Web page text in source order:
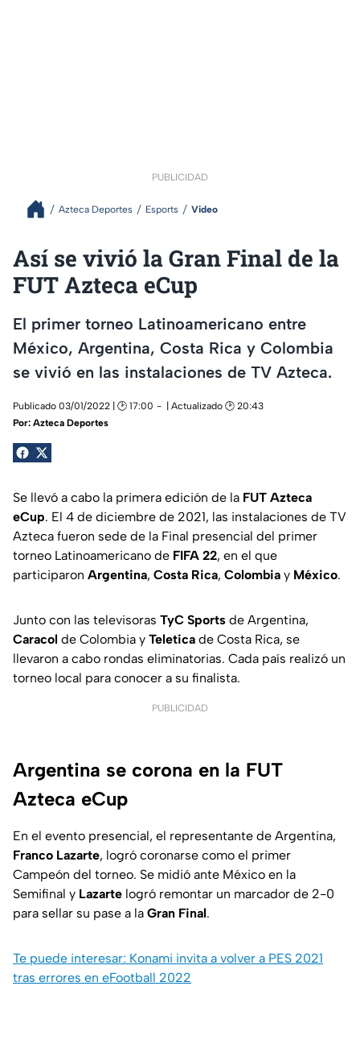
PUBLICIDAD
Azteca Deportes Esports Video
Así se vivió la Gran Final de la
FUT Azteca eCup
El primer torneo Latinoamericano entre
México, Argentina, Costa Rica y Colombia
se vivió en las instalaciones de TV Azteca.
Publicado 03/01/2022 | 🕑 17:00
| Actualizado 🕑 20:43
Por: Azteca Deportes
Se llevó a cabo la primera edición de la FUT Azteca
eCup. El 4 de diciembre de 2021, las instalaciones de TV
Azteca fueron sede de la Final presencial del primer
torneo Latinoamericano de FIFA 22, en el que
participaron Argentina, Costa Rica, Colombia y México.
Junto con las televisoras TyC Sports de Argentina,
Caracol de Colombia y Teletica de Costa Rica, se
llevaron a cabo rondas eliminatorias. Cada país realizó un
torneo local para conocer a su finalista.
PUBLICIDAD
Argentina se corona en la FUT
Azteca eCup
En el evento presencial, el representante de Argentina,
Franco Lazarte, logró coronarse como el primer
Campeón del torneo. Se midió ante México en la
Semifinal y Lazarte logró remontar un marcador de 2-0
para sellar su pase a la Gran Final.
Te puede interesar: Konami invita a volver a PES 2021
tras errores en eFootball 2022